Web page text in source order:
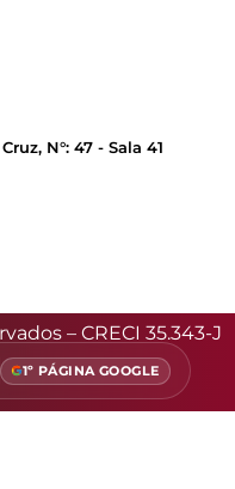
N°: 47 - Sala 41
– CRECI 35.343-J
1º PÁGINA GOOGLE